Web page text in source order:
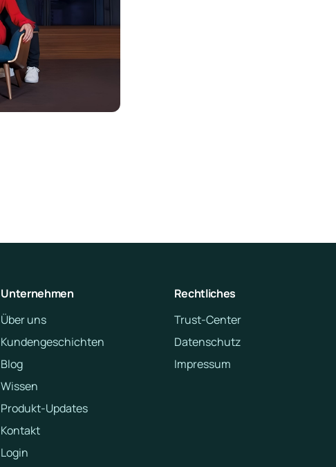
Unternehmen
Über uns
Kundengeschichten
Blog
Wissen
Produkt-Updates
Kontakt
Login
Rechtliches
Trust-Center
Datenschutz
Impressum